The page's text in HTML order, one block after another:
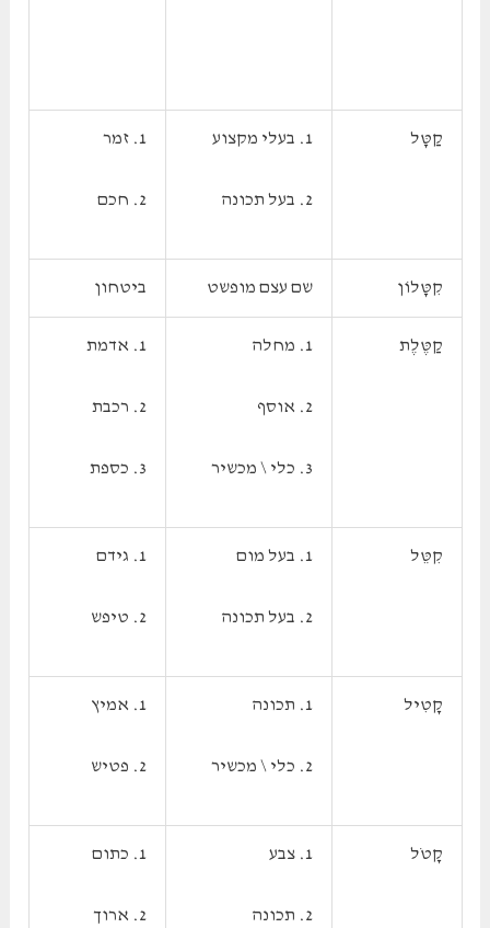
קַטָּל 1. בעלי מקצוע
2. בעל תכונה
1. זמר
2. חכם
קִטָּלוֹן שם עצם מופשט ביטחון
קַטֶּלֶת 1. מחלה
2. אוסף
3. כלי \ מכשיר
1. אדמת
2. רכבת
3. כספת
קִטֵּל 1. בעל מום
2. בעל תכונה
1. גידם
2. טיפש
קָטִיל 1. תכונה
2. כלי \ מכשיר
1. אמיץ
2. פטיש
קָטֹל 1. צבע
2. תכונה
1. כתום
2. ארוך